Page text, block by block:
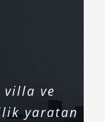
villa ve
yaratan